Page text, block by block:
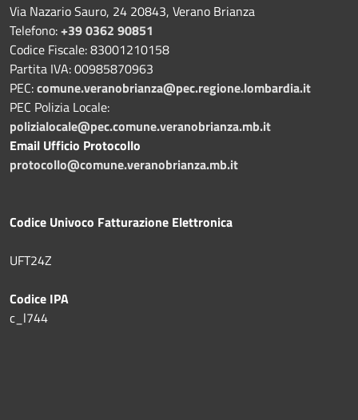
Via Nazario Sauro, 24 20843, Verano Brianza
Telefono:+39 0362 90851
Codice Fiscale: 83001210158
Partita IVA: 00985870963
PEC:comune.veranobrianza@pec.regione.lombardia.it
PEC Polizia Locale:
polizialocale@pec.comune.veranobrianza.mb.it
Email Ufficio Protocollo
protocollo@comune.veranobrianza.mb.it
Codice Univoco Fatturazione Elettronica
UFT24Z
Codice IPA
c_l744